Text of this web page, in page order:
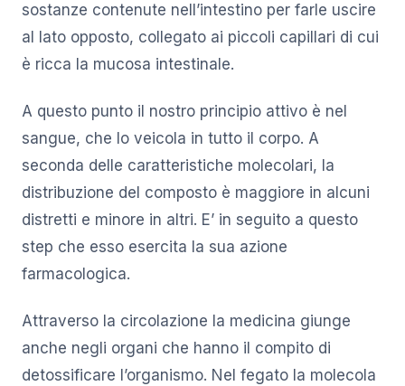
sostanze contenute nell’intestino per farle uscire
al lato opposto, collegato ai piccoli capillari di cui
è ricca la mucosa intestinale.
A questo punto il nostro principio attivo è nel
sangue, che lo veicola in tutto il corpo. A
seconda delle caratteristiche molecolari, la
distribuzione del composto è maggiore in alcuni
distretti e minore in altri. E’ in seguito a questo
step che esso esercita la sua azione
farmacologica.
Attraverso la circolazione la medicina giunge
anche negli organi che hanno il compito di
detossificare l’organismo. Nel fegato la molecola